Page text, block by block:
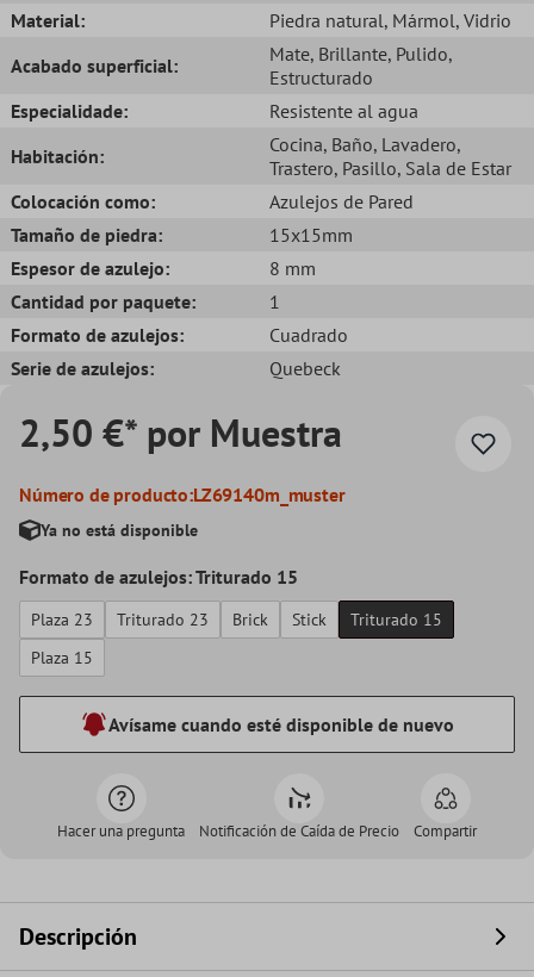
Material:
Piedra natural, Mármol, Vidrio
Acabado superficial:
Mate, Brillante, Pulido,
Estructurado
Especialidade:
Resistente al agua
Habitación:
Cocina, Baño, Lavadero,
Trastero, Pasillo, Sala de Estar
Colocación como:
Azulejos de Pared
Tamaño de piedra:
15x15mm
Espesor de azulejo:
8 mm
Cantidad por paquete:
1
Formato de azulejos:
Cuadrado
Serie de azulejos:
Quebeck
2,50 €* por Muestra
Número de producto:LZ69140m_muster
Ya no está disponible
Formato de azulejos: Triturado 15
Plaza 23 Triturado 23 Brick Stick
Triturado 15
Plaza 15
Avísame cuando esté disponible de nuevo
Hacer una pregunta Notificación de Caída de Precio Compartir
Descripción